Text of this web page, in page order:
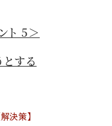
ト 5＞
する
解決策】